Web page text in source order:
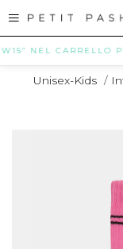
NEL CARRELLO
Unisex-Kids /